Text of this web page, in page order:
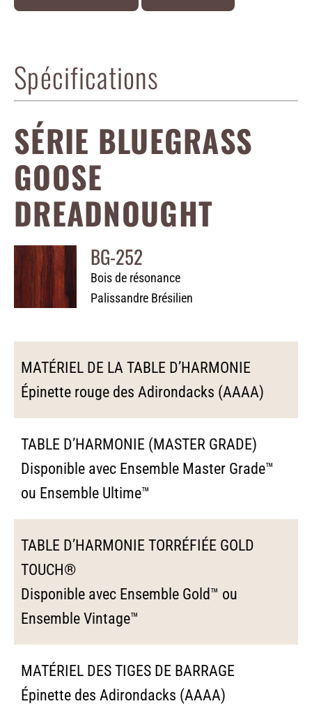
Spécifications
SÉRIE BLUEGRASS
GOOSE
DREADNOUGHT
BG-252
Bois de résonance
Palissandre Brésilien
MATÉRIEL DE LA TABLE D’HARMONIE
Épinette rouge des Adirondacks (AAAA)
TABLE D’HARMONIE (MASTER GRADE)
Disponible avec Ensemble Master Grade™
ou Ensemble Ultime™
TABLE D’HARMONIE TORRÉFIÉE GOLD
TOUCH®
Disponible avec Ensemble Gold™ ou
Ensemble Vintage™
MATÉRIEL DES TIGES DE BARRAGE
Épinette des Adirondacks (AAAA)